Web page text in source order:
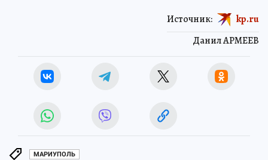
Данил АРМЕЕВ
Источник: kp.ru
МАРИУПОЛЬ